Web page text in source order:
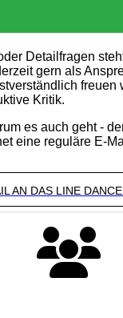
Detailfragen
gern als
freuen
Kritik.
es auch geht -
eine reguläre E-
AN DAS LINE